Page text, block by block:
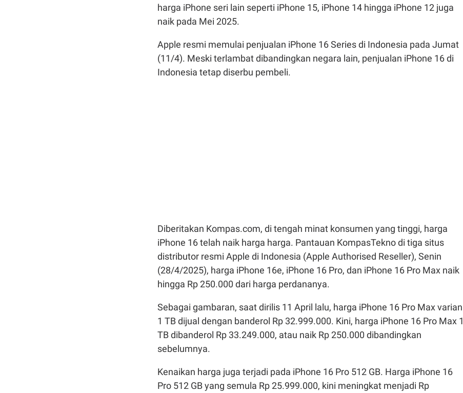
harga iPhone seri lain seperti iPhone 15, iPhone 14 hingga iPhone 12 juga
naik pada Mei 2025.
Apple resmi memulai penjualan iPhone 16 Series di Indonesia pada Jumat
(11/4). Meski terlambat dibandingkan negara lain, penjualan iPhone 16 di
Indonesia tetap diserbu pembeli.
Diberitakan Kompas.com, di tengah minat konsumen yang tinggi, harga
iPhone 16 telah naik harga harga. Pantauan KompasTekno di tiga situs
distributor resmi Apple di Indonesia (Apple Authorised Reseller), Senin
(28/4/2025), harga iPhone 16e, iPhone 16 Pro, dan iPhone 16 Pro Max naik
hingga Rp 250.000 dari harga perdananya.
Sebagai gambaran, saat dirilis 11 April lalu, harga iPhone 16 Pro Max varian
1 TB dijual dengan banderol Rp 32.999.000. Kini, harga iPhone 16 Pro Max 1
TB dibanderol Rp 33.249.000, atau naik Rp 250.000 dibandingkan
sebelumnya.
Kenaikan harga juga terjadi pada iPhone 16 Pro 512 GB. Harga iPhone 16
Pro 512 GB yang semula Rp 25.999.000, kini meningkat menjadi Rp